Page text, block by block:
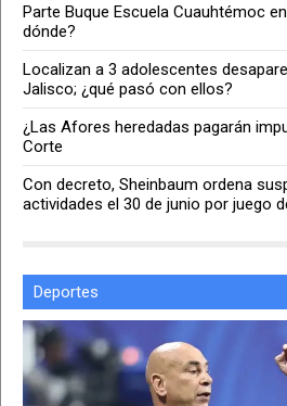
Parte Buque Escuela Cuauhtémoc
dónde?
Localizan a 3 adolescentes
Jalisco; ¿qué pasó con ellos?
¿Las Afores heredadas pagarán
Corte
Con decreto, Sheinbaum ordena
actividades el 30 de junio por juego
Deportes